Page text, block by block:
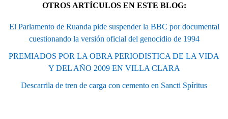
OTROS ARTÍCULOS EN ESTE BLOG:
El Parlamento de Ruanda pide suspender la BBC por documental
cuestionando la versión oficial del genocidio de 1994
PREMIADOS POR LA OBRA PERIODISTICA DE LA VIDA
Y DEL AÑO 2009 EN VILLA CLARA
Descarrila de tren de carga con cemento en Sancti Spíritus